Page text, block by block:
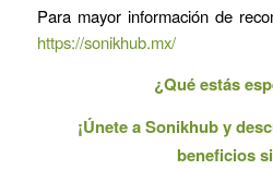
Para mayor información de
https://sonikhub.mx/
¿Qué estás
¡Únete a Sonikhub y
beneficios